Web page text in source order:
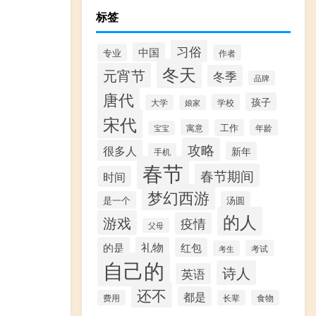
标签
专业 中国 习俗 作者
元宵节 冬天 冬季 品牌
唐代 大学 娘家 学校 孩子
宋代 宝宝 寓意 工作 年龄
很多人 手机 攻略 新年
时间 春节 春节期间
是一个 梦幻西游 汤圆
游戏 父母 疫情 的人
的是 礼物 红包 考生 考试
自己的 英语 诗人
费用 还不 都是 长辈 食物